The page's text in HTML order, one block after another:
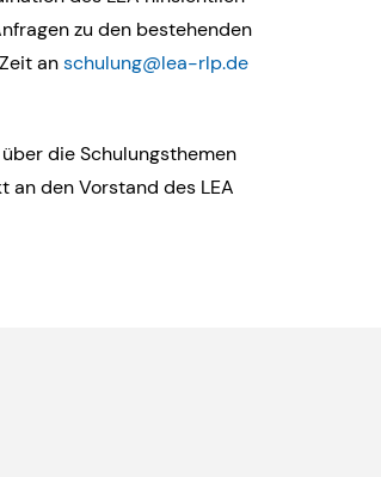
zu den bestehenden
anschulung@lea-rlp.de
die Schulungsthemen
an den Vorstand des LEA